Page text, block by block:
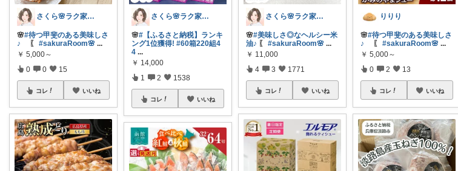
さくら🌸ラク家事&便利な生活雑貨🏠️
🌸#待つ甲斐のある美味しさ
♪ 〖 #sakuraRoom🌸 ...
￥ 5,000～
0 0 15
コレ いいね
さくら🌸ラク家事&便利な生活雑貨🏠️
🌸#【ふるさと納税】ランキ
ング1位獲得! #60箱220組4
4 ...
￥ 14,000
1 2 1538
コレ いいね
さくら🌸ラク家事&便利な生活雑貨🏠️
🌸#美味しさ◎なヘルシー米
油♪ 〖#sakuraRoom🌸 ...
￥ 11,000
4 3 1771
コレ いいね
りりり
🌸#待つ甲斐のある美味しさ
♪ 〖#sakuraRoom🌸 ...
￥ 5,000～
0 2 13
コレ いいね